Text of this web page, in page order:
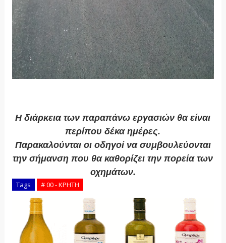
Η διάρκεια των παραπάνω εργασιών θα είναι
περίπου δέκα ημέρες.
Παρακαλούνται οι οδηγοί να συμβουλεύονται
την σήμανση που θα καθορίζει την πορεία των
οχημάτων.
Tags # 00 - ΚΡΗΤΗ